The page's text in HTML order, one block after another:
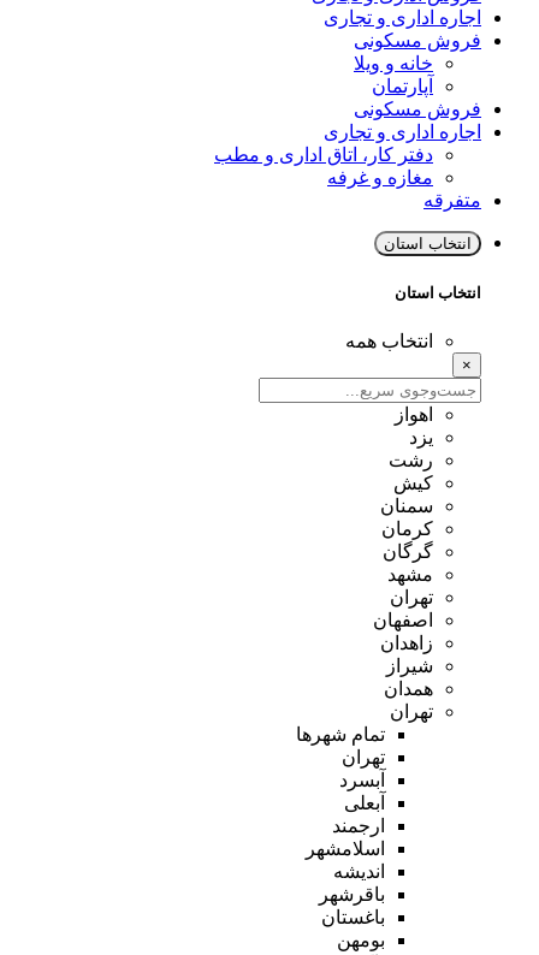
اجاره اداری و تجاری
فروش مسکونی
خانه و ویلا
آپارتمان
فروش مسکونی
اجاره اداری و تجاری
دفتر کار، اتاق اداری و مطب
مغازه و غرفه
متفرقه
انتخاب استان
انتخاب استان
انتخاب همه
×
اهواز
یزد
رشت
کیش
سمنان
کرمان
گرگان
مشهد
تهران
اصفهان
زاهدان
شیراز
همدان
تهران
تمام شهر‌ها
تهران
آبسرد
آبعلی
ارجمند
اسلامشهر
اندیشه
باقرشهر
باغستان
بومهن